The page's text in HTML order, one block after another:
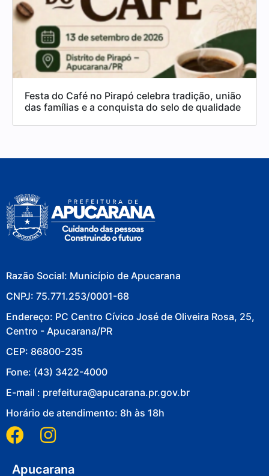
Festa do Café no Pirapó celebra tradição, união
das famílias e a conquista do selo de qualidade
Razão Social: Município de Apucarana
CNPJ: 75.771.253/0001-68
Endereço: PC Centro Cívico José de Oliveira Rosa, 25,
Centro - Apucarana/PR
CEP: 86800-235
Fone: (43) 3422-4000
E-mail : prefeitura@apucarana.pr.gov.br
Horário de atendimento: 8h às 18h
Apucarana